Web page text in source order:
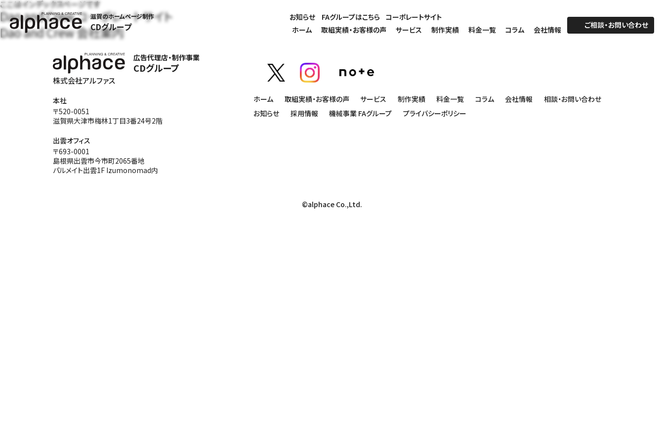
滋賀のホームページ制作
CDグループ ホーム 取組実績・お客様の声 サービス 制作実績 料金一覧 コラム 会社情報
お知らせ FAグループはこちら
コーポレートサイト
ご相談・お問い合わせ
ここはインデックスページです
Dao and Crew コーポレートサイト
Dao and Crew 会社案内
ホーム 取組実績・お客様の声 サービス 制作実績 料金一覧 コラム 会社情報
相談・お問い合わせ
お知らせ
採用情報 機械事業 FAグループ プライバシーポリシー
広告代理店・制作事業
CDグループ
株式会社アルファス
本社
〒520-0051
滋賀県大津市梅林1丁目3番24号2階
出雲オフィス
〒693-0001
島根県出雲市今市町2065番地
パルメイト出雲1F Izumonomad内
©alphace Co.,Ltd.